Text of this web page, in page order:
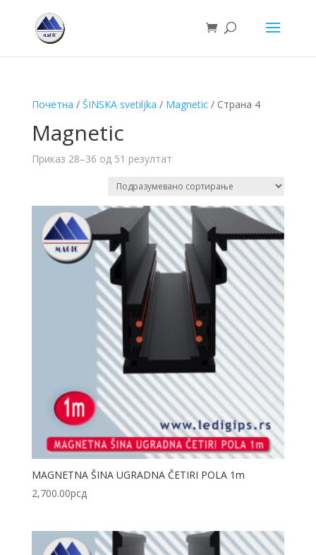
Почетна / ŠINSKA svetiljka / Magnetic/ Страна 4
Magnetic
Приказ 28–36 од 51 резултат
MAGNETNA ŠINA UGRADNA ČETIRI POLA 1m
2,700.00рсд